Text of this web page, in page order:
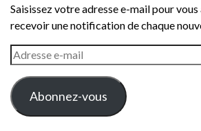
Saisissez votre adresse e-mail pour
recevoir une notification de chaque
ADRESSE
E-
MAIL
Abonnez-vous